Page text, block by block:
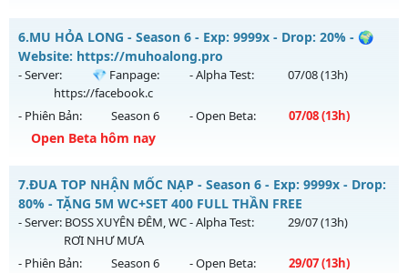
Thể loại: Mu Nguyên bản Webzen
Antihack: Shark
Dragon Season 6.3 - Sever Khắc Chế Mu Hút Máu AE ơi
Mu mới ra tháng 08 2026 - Mở máy chủ
ngày 04/08/2626
Exp: 500x - Drop: 20%
Kiểu reset: Reset In Game
Antihack: Antihack
6.MU HỎA LONG - Season 6 - Exp: 9999x - Drop: 20% - 🌍
Website: https://muhoalong.pro
- Server:
💎 Fanpage:
https://facebook.c
- Alpha Test: 07/08(13h)
- Phiên Bản: Season 6 - Open Beta: 07/08(13h)
Open Beta hôm nay
MU HỎA LONG - 🌍 Website: https://muhoalong.pro
Mu mới ra tháng 08 2026 - Mở máy chủ💎 Fanpage:
https://facebook.c vào 13h ngày 07/08/2626
Exp: 9999x - Drop: 20%
7.ĐUA TOP NHẬN MỐC NẠP - Season 6 - Exp: 9999x - Drop:
80% - TẶNG 5M WC+SET 400 FULL THẦN FREE
- Server: BOSS XUYÊN ĐÊM, WC
RƠI NHƯ MƯA
- Alpha Test: 29/07(13h)
- Phiên Bản: Season 6 - Open Beta: 29/07(13h)